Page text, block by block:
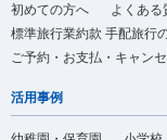
初めての方へ よくある
標準旅行業約款 手配旅行
ご予約・お支払・キャン
活用事例